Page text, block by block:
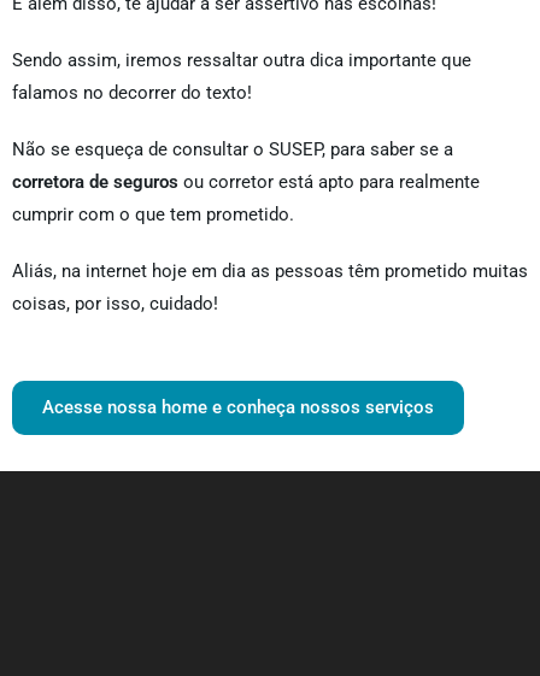
Sendo assim, iremos ressaltar outra dica importante que
falamos no decorrer do texto!
Não se esqueça de consultar o SUSEP, para saber se a
corretora de seguros ou corretor está apto para realmente
cumprir com o que tem prometido.
Aliás, na internet hoje em dia as pessoas têm prometido muitas
coisas, por isso, cuidado!
Acesse nossa home e conheça nossos serviços